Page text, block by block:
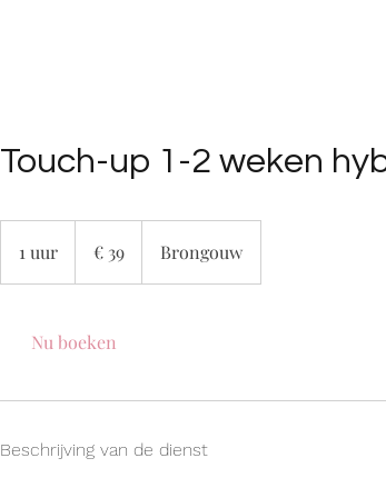
Touch-up 1-2 weken
1 uur
u
€ 39 Brongouw
Nu boeken
Beschrijving van de dienst